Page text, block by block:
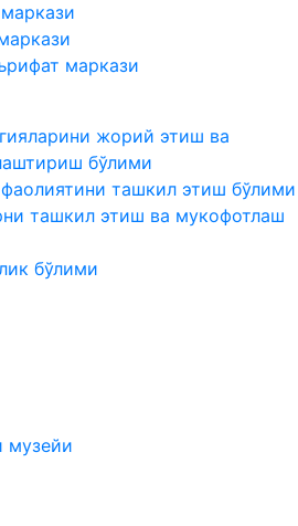
маркази
жорий этиш ва
бўлими
ташкил этиш бўлими
ташкил этиш ва мукофотлаш
бўлими
музейи